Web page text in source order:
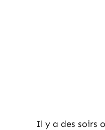
Il y a des soirs